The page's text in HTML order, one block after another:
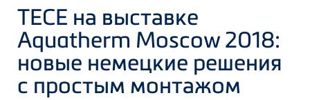
ТЕСЕ на выставке
Aquatherm Moscow 2018:
новые немецкие решения
с простым монтажом